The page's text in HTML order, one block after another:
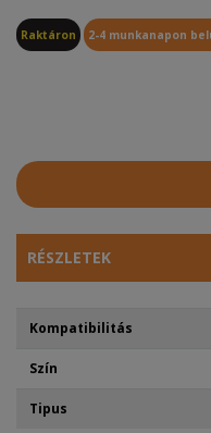
Raktáron 2-4 munkanapon
RÉSZLETEK
Kompatibilitás
Szín
Tipus